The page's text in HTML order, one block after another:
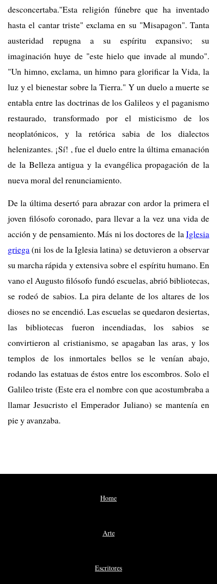
desconcertaba."Esta religión fúnebre que ha inventado
hasta el cantar triste" exclama en su "Misapagon". Tanta
austeridad repugna a su espíritu expansivo; su
imaginación huye de "este hielo que invade al mundo".
"Un himno, exclama, un himno para glorificar la Vida, la
luz y el bienestar sobre la Tierra." Y un duelo a muerte se
entabla entre las doctrinas de los Galileos y el paganismo
restaurado, transformado por el misticismo de los
neoplatónicos, y la retórica sabia de los dialectos
helenizantes. ¡Sí! , fue el duelo entre la última emanación
de la Belleza antigua y la evangélica propagación de la
nueva moral del renunciamiento.
De la última desertó para abrazar con ardor la primera el
joven filósofo coronado, para llevar a la vez una vida de
acción y de pensamiento. Más ni los doctores de laIglesia
griega(ni los de la Iglesia latina) se detuvieron a observar
su marcha rápida y extensiva sobre el espíritu humano. En
vano el Augusto filósofo fundó escuelas, abrió bibliotecas,
se rodeó de sabios. La pira delante de los altares de los
dioses no se encendió. Las escuelas se quedaron desiertas,
las bibliotecas fueron incendiadas, los sabios se
convirtieron al cristianismo, se apagaban las aras, y los
templos de los inmortales bellos se le venían abajo,
rodando las estatuas de éstos entre los escombros. Solo el
Galileo triste (Este era el nombre con que acostumbraba a
llamar Jesucristo el Emperador Juliano) se mantenía en
pie y avanzaba.
Home
Arte
Escritores